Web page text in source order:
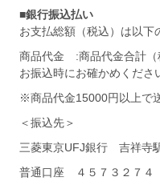
■銀行振込払い
お支払総額（税込）は以下
商品代金 :商品代金合計（
お振込時にお確かめくださ
※商品代金15000円以上で
＜振込先＞
三菱東京UFJ銀行 吉祥寺
普通口座 ４５７３２７